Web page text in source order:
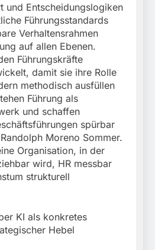
und Entscheidungslogiken
Führungsstandards
Verhaltensrahmen
auf allen Ebenen.
Führungskräfte
damit sie ihre Rolle
methodisch ausfüllen
Führung als
und schaffen
spürbar
Moreno Sommer.
Organisation, in der
wird, HR messbar
strukturell
KI als konkretes
Hebel